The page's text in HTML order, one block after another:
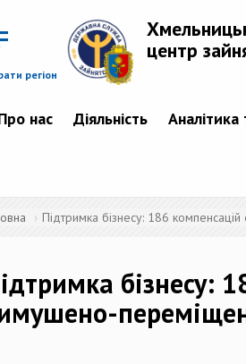
регіон
центр
нас Діяльність Аналітика
Підтримка бізнесу: 186
бізнесу: